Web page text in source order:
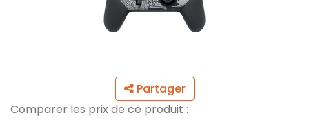
Partager
Comparer les prix de ce produit :